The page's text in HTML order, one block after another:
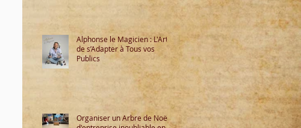
Alphonse le Magicien : L'Art
de s’Adapter à Tous vos
Publics
Organiser un Arbre de Noël